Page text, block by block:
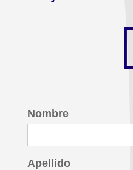
Nombre
Apellido